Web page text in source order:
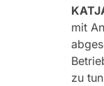
mit
zu